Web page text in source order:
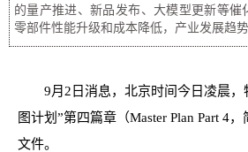
的量产推进、新品发布、大模型更新等催
零部件性能升级和成本降低，产业发展趋势
9月2日消息，北京时间今日凌晨，
图计划”第四篇章（Master Plan Part 4
文件。